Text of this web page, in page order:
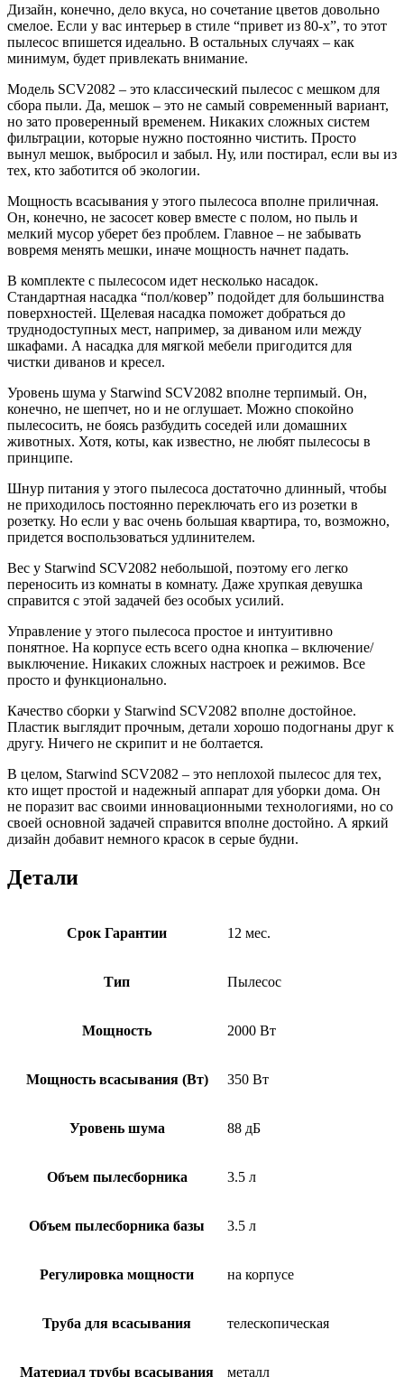
Дизайн, конечно, дело вкуса, но сочетание цветов довольно
смелое. Если у вас интерьер в стиле “привет из 80-х”, то этот
пылесос впишется идеально. В остальных случаях – как
минимум, будет привлекать внимание.
Модель SCV2082 – это классический пылесос с мешком для
сбора пыли. Да, мешок – это не самый современный вариант,
но зато проверенный временем. Никаких сложных систем
фильтрации, которые нужно постоянно чистить. Просто
вынул мешок, выбросил и забыл. Ну, или постирал, если вы из
тех, кто заботится об экологии.
Мощность всасывания у этого пылесоса вполне приличная.
Он, конечно, не засосет ковер вместе с полом, но пыль и
мелкий мусор уберет без проблем. Главное – не забывать
вовремя менять мешки, иначе мощность начнет падать.
В комплекте с пылесосом идет несколько насадок.
Стандартная насадка “пол/ковер” подойдет для большинства
поверхностей. Щелевая насадка поможет добраться до
труднодоступных мест, например, за диваном или между
шкафами. А насадка для мягкой мебели пригодится для
чистки диванов и кресел.
Уровень шума у Starwind SCV2082 вполне терпимый. Он,
конечно, не шепчет, но и не оглушает. Можно спокойно
пылесосить, не боясь разбудить соседей или домашних
животных. Хотя, коты, как известно, не любят пылесосы в
принципе.
Шнур питания у этого пылесоса достаточно длинный, чтобы
не приходилось постоянно переключать его из розетки в
розетку. Но если у вас очень большая квартира, то, возможно,
придется воспользоваться удлинителем.
Вес у Starwind SCV2082 небольшой, поэтому его легко
переносить из комнаты в комнату. Даже хрупкая девушка
справится с этой задачей без особых усилий.
Управление у этого пылесоса простое и интуитивно
понятное. На корпусе есть всего одна кнопка – включение/
выключение. Никаких сложных настроек и режимов. Все
просто и функционально.
Качество сборки у Starwind SCV2082 вполне достойное.
Пластик выглядит прочным, детали хорошо подогнаны друг к
другу. Ничего не скрипит и не болтается.
В целом, Starwind SCV2082 – это неплохой пылесос для тех,
кто ищет простой и надежный аппарат для уборки дома. Он
не поразит вас своими инновационными технологиями, но со
своей основной задачей справится вполне достойно. А яркий
дизайн добавит немного красок в серые будни.
Детали
Срок Гарантии 12 мес.
Тип Пылесос
Мощность 2000 Вт
Мощность всасывания (Вт) 350 Вт
Уровень шума 88 дБ
Объем пылесборника 3.5 л
Объем пылесборника базы 3.5 л
Регулировка мощности на корпусе
Труба для всасывания телескопическая
Материал трубы всасывания металл